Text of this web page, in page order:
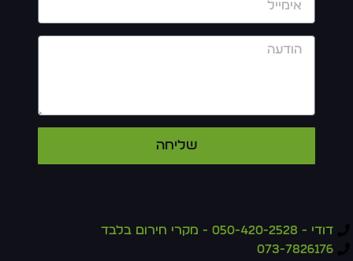
שליחה
דודי - 050-420-2528 - מקרי חירום בלבד
073-7826176